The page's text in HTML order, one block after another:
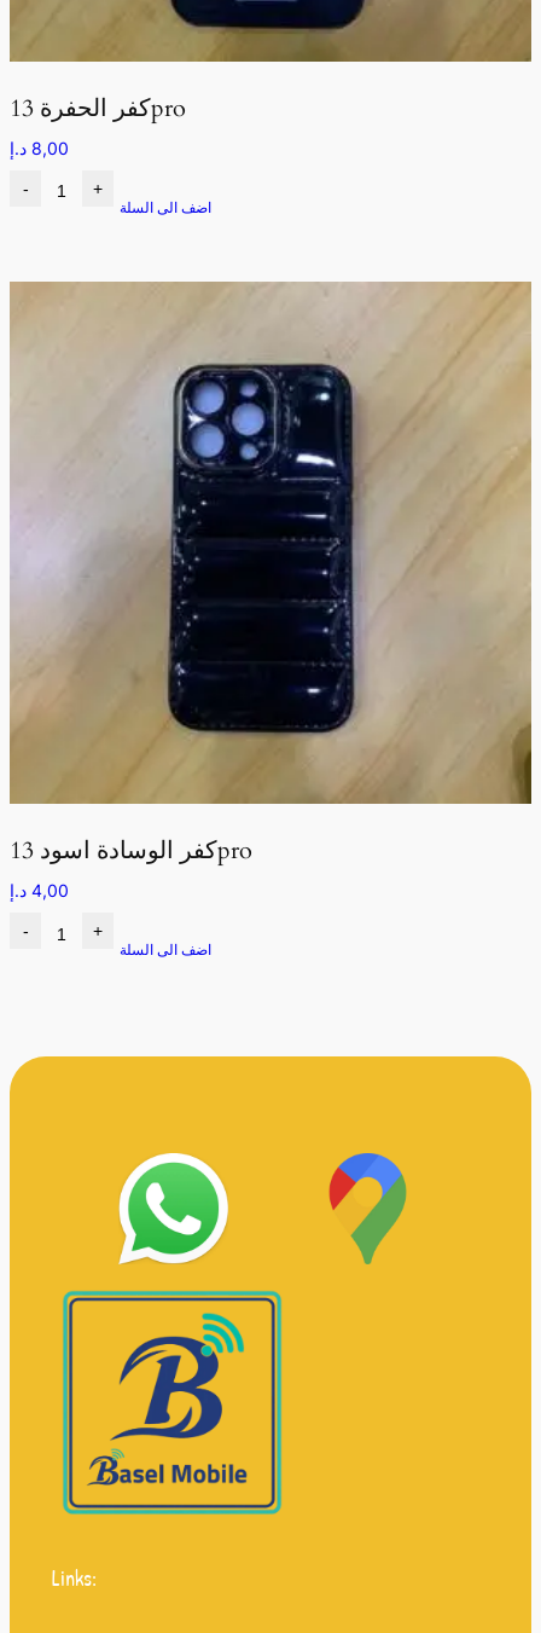
كفر الحفرة 13pro
8,00 د.إ
- +
اضف الى السلة
كفر الوسادة اسود 13pro
4,00 د.إ
- +
اضف الى السلة
Links: